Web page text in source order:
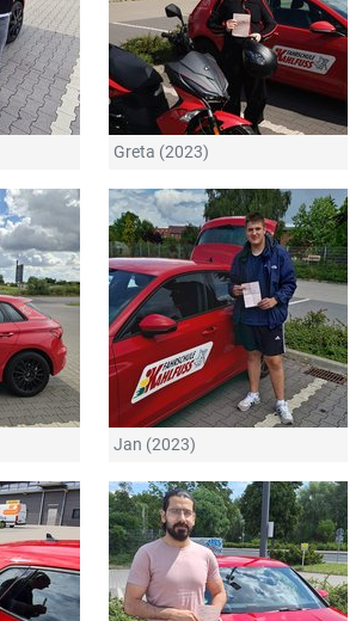
Greta (2023)
Jan (2023)